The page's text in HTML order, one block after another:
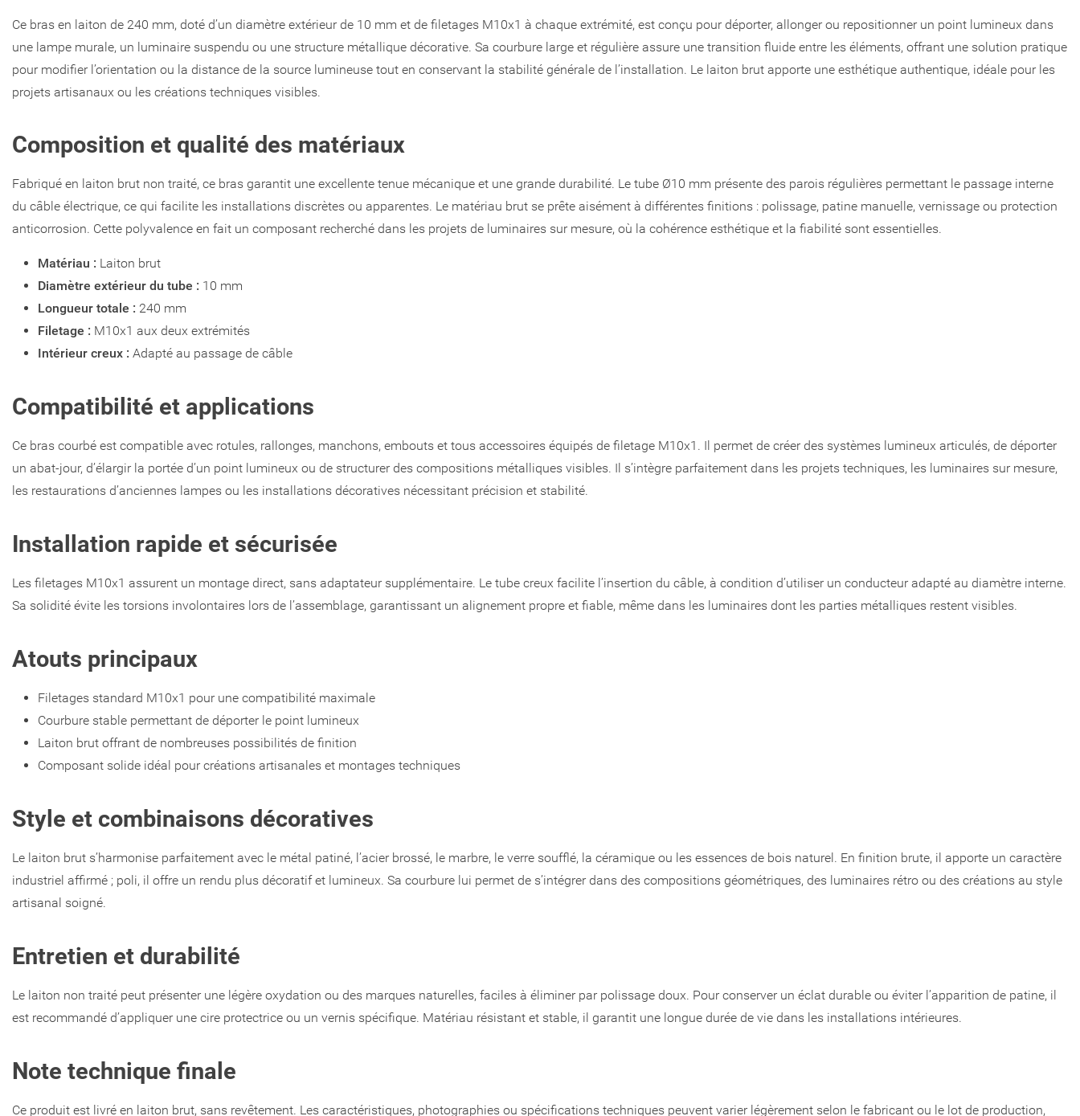
Ce bras en laiton de 240 mm, doté d’un diamètre extérieur de 10 mm et de filetages M10x1 à chaque extrémité, est conçu pour déporter, allonger ou repositionner un point lumineux dans
une lampe murale, un luminaire suspendu ou une structure métallique décorative. Sa courbure large et régulière assure une transition fluide entre les éléments, offrant une solution pratique
pour modifier l’orientation ou la distance de la source lumineuse tout en conservant la stabilité générale de l’installation. Le laiton brut apporte une esthétique authentique, idéale pour les
projets artisanaux ou les créations techniques visibles.
Composition et qualité des matériaux
Fabriqué en laiton brut non traité, ce bras garantit une excellente tenue mécanique et une grande durabilité. Le tube Ø10 mm présente des parois régulières permettant le passage interne
du câble électrique, ce qui facilite les installations discrètes ou apparentes. Le matériau brut se prête aisément à différentes finitions : polissage, patine manuelle, vernissage ou protection
anticorrosion. Cette polyvalence en fait un composant recherché dans les projets de luminaires sur mesure, où la cohérence esthétique et la fiabilité sont essentielles.
Matériau : Laiton brut
Diamètre extérieur du tube : 10 mm
Longueur totale : 240 mm
Filetage : M10x1 aux deux extrémités
Intérieur creux : Adapté au passage de câble
Compatibilité et applications
Ce bras courbé est compatible avec rotules, rallonges, manchons, embouts et tous accessoires équipés de filetage M10x1. Il permet de créer des systèmes lumineux articulés, de déporter
un abat-jour, d’élargir la portée d’un point lumineux ou de structurer des compositions métalliques visibles. Il s’intègre parfaitement dans les projets techniques, les luminaires sur mesure,
les restaurations d’anciennes lampes ou les installations décoratives nécessitant précision et stabilité.
Installation rapide et sécurisée
Les filetages M10x1 assurent un montage direct, sans adaptateur supplémentaire. Le tube creux facilite l’insertion du câble, à condition d’utiliser un conducteur adapté au diamètre interne.
Sa solidité évite les torsions involontaires lors de l’assemblage, garantissant un alignement propre et fiable, même dans les luminaires dont les parties métalliques restent visibles.
Atouts principaux
Filetages standard M10x1 pour une compatibilité maximale
Courbure stable permettant de déporter le point lumineux
Laiton brut offrant de nombreuses possibilités de finition
Composant solide idéal pour créations artisanales et montages techniques
Style et combinaisons décoratives
Le laiton brut s’harmonise parfaitement avec le métal patiné, l’acier brossé, le marbre, le verre soufflé, la céramique ou les essences de bois naturel. En finition brute, il apporte un caractère
industriel affirmé ; poli, il offre un rendu plus décoratif et lumineux. Sa courbure lui permet de s’intégrer dans des compositions géométriques, des luminaires rétro ou des créations au style
artisanal soigné.
Entretien et durabilité
Le laiton non traité peut présenter une légère oxydation ou des marques naturelles, faciles à éliminer par polissage doux. Pour conserver un éclat durable ou éviter l’apparition de patine, il
est recommandé d’appliquer une cire protectrice ou un vernis spécifique. Matériau résistant et stable, il garantit une longue durée de vie dans les installations intérieures.
Note technique finale
Ce produit est livré en laiton brut, sans revêtement. Les caractéristiques, photographies ou spécifications techniques peuvent varier légèrement selon le fabricant ou le lot de production,